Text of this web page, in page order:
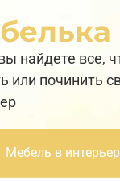
найдете все,
или починить
Мебель в